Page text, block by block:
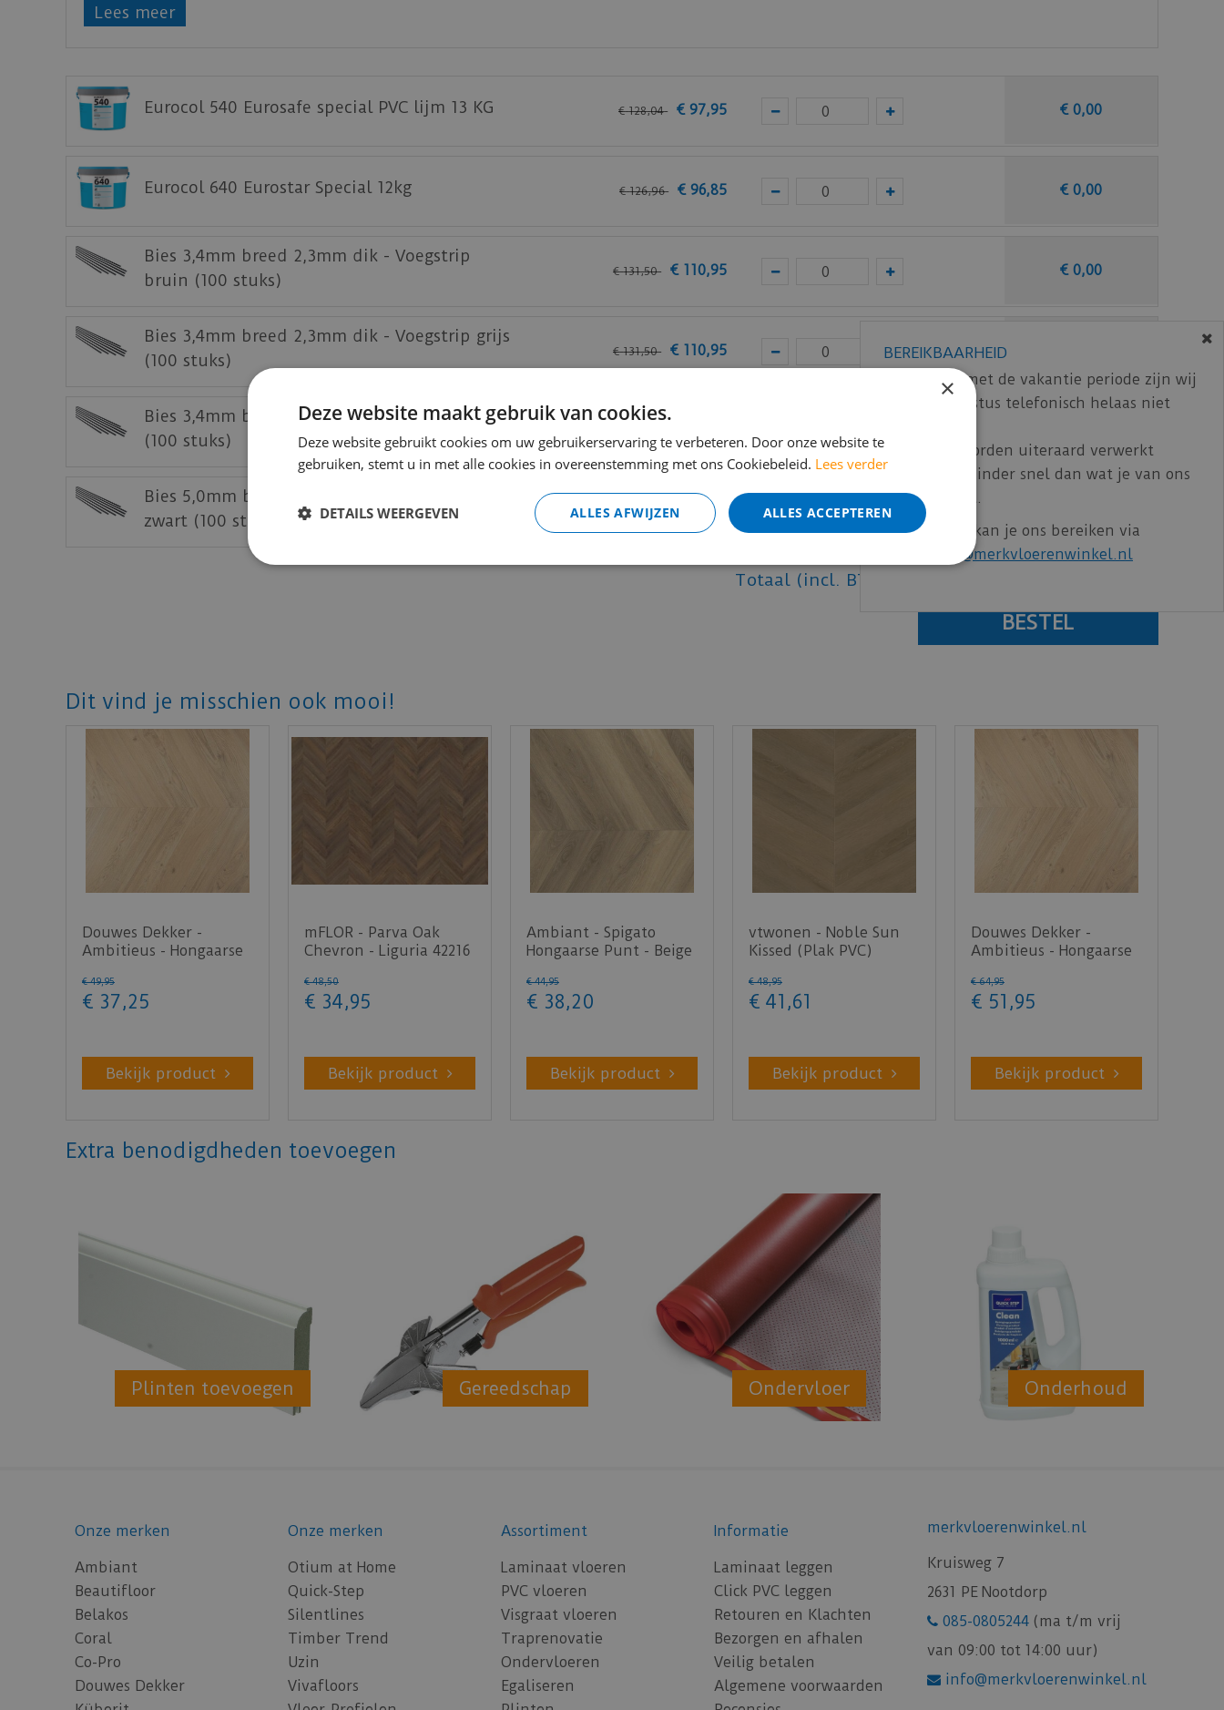
Download hier de onderhoudsinstructie.
Staal aanvragen
Benieuwd hoe deze mFLOR PVC vloer bij jou thuis past? Vraag
Lees meer
Eurocol 540 Eurosafe special PVC lijm 13 KG € 128,04 € 97,95 € 0,00
Eurocol 640 Eurostar Special 12kg € 126,96 € 96,85 € 0,00
Bies 3,4mm breed 2,3mm dik - Voegstrip
bruin (100 stuks)
€ 131,50 € 110,95 € 0,00
Bies 3,4mm breed 2,3mm dik - Voegstrip grijs
(100 stuks)
€ 131,50 € 110,95
Bies 3,4mm breed 2,3mm dik - Voegstrip zwart
(100 stuks)
Bies 5,0mm breed 2,4mm dik - Voegstrip
zwart (100 stuks)
€ 157,50 € 95
Totaal (incl. BTW)
Dit vind je misschien ook mooi!
Douwes Dekker -
Ambitieus - Hongaarse
078…
€ 49,95
€ 37,25
Bekijk product
mFLOR - Parva Oak
Chevron - Liguria 42216
€ 48,50
€ 34,95
Bekijk product
Ambiant - Spigato
Hongaarse Punt - Beige
€ 44,95
€ 38,20
Bekijk product
vtwonen - Noble Sun
Kissed (Plak PVC)
€ 48,95
€ 41 ,61
Bekijk product
Douwes Dekker -
Ambitieus - Hongaarse
078…
€ 64,95
€ 51 ,95
Bekijk product
Extra benodigdheden toevoegen
Plinten toevoegen Gereedschap Ondervloer Onderhoud
Onze merken
Ambiant
Beautifloor
Belakos
Coral
Co-Pro
Douwes Dekker
Onze merken
Otium at Home
Quick-Step
Silentlines
Timber Trend
Uzin
Vivafloors
Assortiment
Laminaat vloeren
PVC vloeren
Visgraat vloeren
Traprenovatie
Ondervloeren
Egaliseren
Informatie
Laminaat leggen
Click PVC leggen
Retouren en Klachten
Bezorgen en afhalen
Veilig betalen
Algemene voorwaarden
merkvloerenwinkel.nl
Kruisweg 7
2631 PE Nootdorp
085-0805244 (ma t/m vrij
van 09:00 tot 14:00 uur)
info@merkvloerenwinkel.nl
BEREIKBAARHEID
In verband met de vakantie periode zijn wij
t/m 14 augustus telefonisch helaas niet
Bestelling worden uiteraard verwerkt
echter iets minder snel dan wat je van ons
gewend bent.
Voor vragen kan je ons bereiken via
info@merkvloerenwinkel.nl
×
Deze website maakt gebruik van cookies.
Deze website gebruikt cookies om uw gebruikerservaring te verbeteren. Door onze website te
gebruiken, stemt u in met alle cookies in overeenstemming met ons Cookiebeleid. Lees verder
ALLES ACCEPTEREN
ALLES AFWIJZEN
DETAILS WEERGEVEN